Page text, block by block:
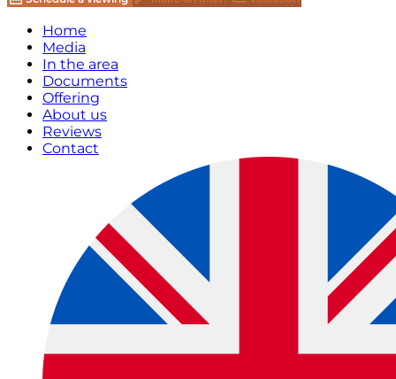
Home
Media
In the area
Documents
Offering
About us
Reviews
Contact